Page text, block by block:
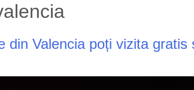
din Valencia poți vizita gratis